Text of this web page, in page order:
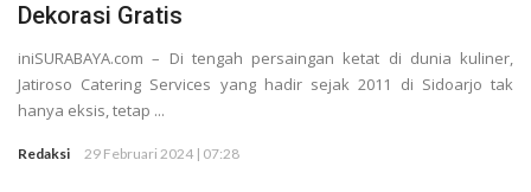
Dekorasi Gratis
iniSURABAYA.com – Di tengah persaingan ketat di dunia kuliner,
Jatiroso Catering Services yang hadir sejak 2011 di Sidoarjo tak
hanya eksis, tetap ...
Redaksi 29 Februari 2024 | 07:28